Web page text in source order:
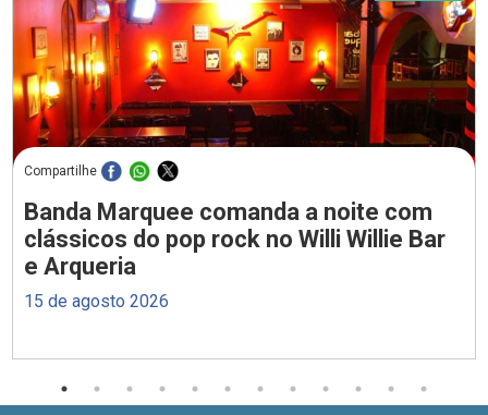
Compartilhe
Banda Marquee comanda a noite com
clássicos do pop rock no Willi Willie Bar
e Arqueria
15 de agosto 2026